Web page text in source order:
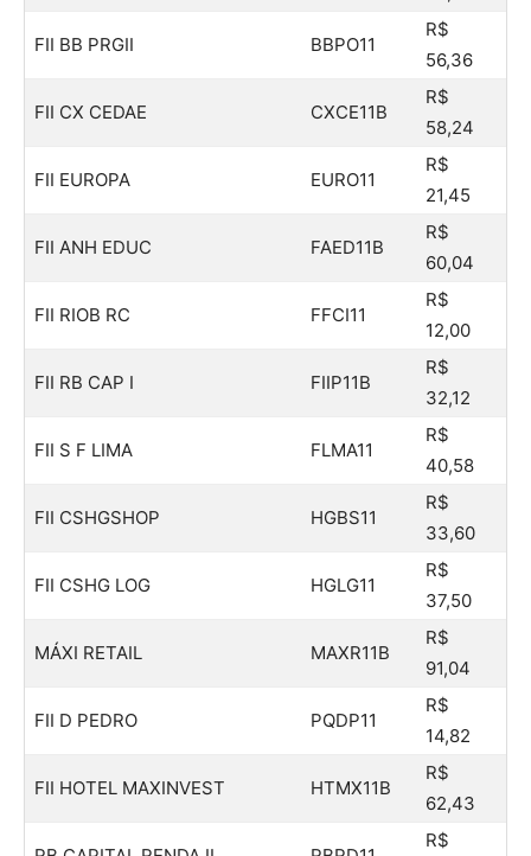
FII BB PRGII BBPO11
R$
56,36
FII CX CEDAE CXCE11B
R$
58,24
FII EUROPA EURO11
R$
21,45
FII ANH EDUC FAED11B
R$
60,04
FII RIOB RC FFCI11
R$
12,00
FII RB CAP I FIIP11B
R$
32,12
FII S F LIMA FLMA11
R$
40,58
FII CSHGSHOP HGBS11
R$
33,60
FII CSHG LOG HGLG11
R$
37,50
MÁXI RETAIL MAXR11B
R$
91,04
FII D PEDRO PQDP11
R$
14,82
FII HOTEL MAXINVEST HTMX11B
R$
62,43
R$